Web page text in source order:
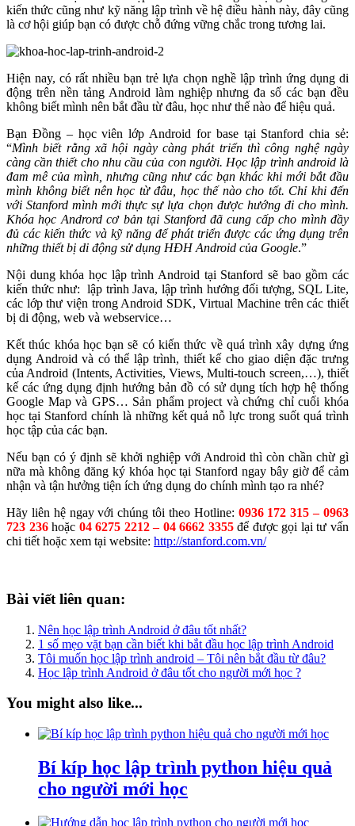
kiến thức cũng như kỹ năng lập trình về hệ điều hành này, đây cũng
là cơ hội giúp bạn có được chỗ đứng vững chắc trong tương lai.
Hiện nay, có rất nhiều bạn trẻ lựa chọn nghề lập trình ứng dụng di
động trên nền tảng Android làm nghiệp nhưng đa số các bạn đều
không biết mình nên bắt đầu từ đâu, học như thế nào để hiệu quả.
Bạn Đồng – học viên lớp Android for base tại Stanford chia sẻ:
“Mình biết rằng xã hội ngày càng phát triển thì công nghệ ngày
càng cần thiết cho nhu cầu của con người. Học lập trình android là
đam mê của mình, nhưng cũng như các bạn khác khi mới bắt đầu
mình không biết nên học từ đâu, học thế nào cho tốt. Chỉ khi đến
với Stanford mình mới thực sự lựa chọn được hướng đi cho mình.
Khóa học Andrord cơ bản tại Stanford đã cung cấp cho mình đầy
đủ các kiến thức và kỹ năng để phát triển được các ứng dụng trên
những thiết bị di động sử dụng HĐH Android của Google.”
Nội dung khóa học lập trình Android tại Stanford sẽ bao gồm các
kiến thức như: lập trình Java, lập trình hướng đối tượng, SQL Lite,
các lớp thư viện trong Android SDK, Virtual Machine trên các thiết
bị di động, web và webservice…
Kết thúc khóa học bạn sẽ có kiến thức về quá trình xây dựng ứng
dụng Android và có thể lập trình, thiết kế cho giao diện đặc trưng
của Android (Intents, Activities, Views, Multi-touch screen,…), thiết
kế các ứng dụng định hướng bản đồ có sử dụng tích hợp hệ thống
Google Map và GPS… Sản phẩm project và chứng chỉ cuối khóa
học tại Stanford chính là những kết quả nỗ lực trong suốt quá trình
học tập của các bạn.
Nếu bạn có ý định sẽ khởi nghiệp với Android thì còn chần chừ gì
nữa mà không đăng ký khóa học tại Stanford ngay bây giờ để cảm
nhận và tận hưởng tiện ích ứng dụng do chính mình tạo ra nhé?
Hãy liên hệ ngay với chúng tôi theo Hotline: 0936 172 315 – 0963
723 236hoặc 04 6275 2212 – 04 6662 3355để được gọi lại tư vấn
chi tiết hoặc xem tại website: http://stanford.com.vn/
Bài viết liên quan:
Nên học lập trình Android ở đâu tốt nhất?
1 số mẹo vặt bạn cần biết khi bắt đầu học lập trình Android
Tôi muốn học lập trình android – Tôi nên bắt đầu từ đâu?
Học lập trình Android ở đâu tốt cho người mới học ?
You might also like...
Bí kíp học lập trình python hiệu quả
cho người mới học